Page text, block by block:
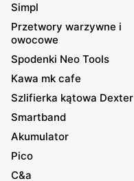
Simpl
Przetwory warzywne i
owocowe
Spodenki Neo Tools
Kawa mk cafe
Szlifierka kątowa Dexter
Smartband
Akumulator
Pico
C&a